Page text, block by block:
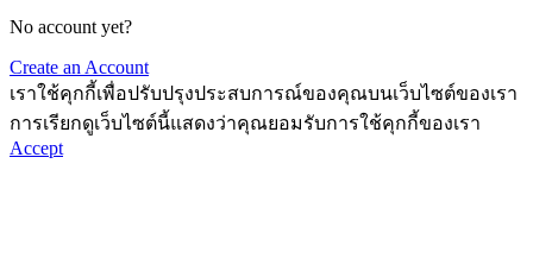
No account yet?
Create an Account
เราใช้คุกกี้เพื่อปรับปรุงประสบการณ์ของคุณบนเว็บไซต์ของเรา
การเรียกดูเว็บไซต์นี้แสดงว่าคุณยอมรับการใช้คุกกี้ของเรา
Accept